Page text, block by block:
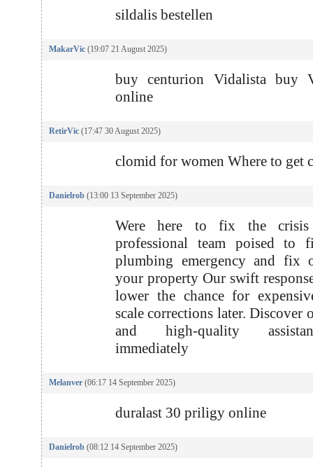
sildalis bestellen
MakarVic (19:07 21 August 2025)
buy centurion Vidalista buy
online
RetirVic (17:47 30 August 2025)
clomid for women Where to get
Danielrob (13:00 13 September 2025)
Were here to fix the
professional team poised to
plumbing emergency and fix
your property Our swift
lower the chance for
scale corrections later. Discover
and high-quality
immediately
Melanver (06:17 14 September 2025)
duralast 30 priligy online
Danielrob (08:12 14 September 2025)